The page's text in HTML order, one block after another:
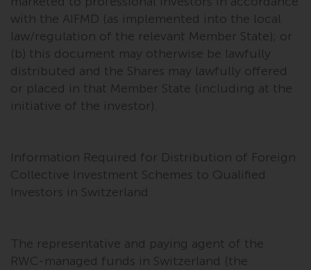
with the AIFMD (as implemented into the local
law/regulation of the relevant Member State); or
(b) this document may otherwise be lawfully
distributed and the Shares may lawfully offered
or placed in that Member State (including at the
initiative of the investor).
Information Required for Distribution of Foreign
Collective Investment Schemes to Qualified
Investors in Switzerland
The representative and paying agent of the
RWC-managed funds in Switzerland (the